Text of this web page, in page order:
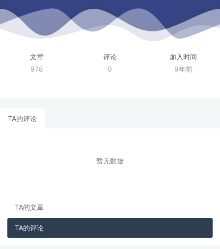
文章
978
评论
0
加入时间
9年前
TA的评论
暂无数据
TA的文章
TA的评论